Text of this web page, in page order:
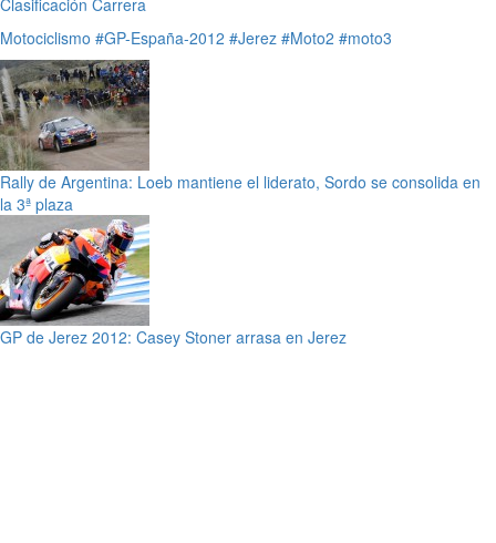
Clasificación Carrera
Motociclismo #GP-España-2012 #Jerez #Moto2 #moto3
Rally de Argentina: Loeb mantiene el liderato, Sordo se consolida en
la 3ª plaza
GP de Jerez 2012: Casey Stoner arrasa en Jerez